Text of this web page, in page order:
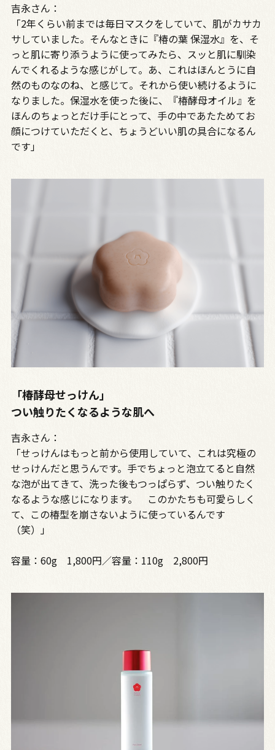
吉永さん：
「2年くらい前までは毎日マスクをしていて、肌がカサカ
サしていました。そんなときに『椿の葉 保湿水』を、そ
っと肌に寄り添うように使ってみたら、スッと肌に馴染
んでくれるような感じがして。あ、これはほんとうに自
然のものなのね、と感じて。それから使い続けるように
なりました。保湿水を使った後に、『椿酵母オイル』を
ほんのちょっとだけ手にとって、手の中であたためてお
顔につけていただくと、ちょうどいい肌の具合になるん
です」
「椿酵母せっけん」
つい触りたくなるような肌へ
吉永さん：
「せっけんはもっと前から使用していて、これは究極の
せっけんだと思うんです。手でちょっと泡立てると自然
な泡が出てきて、洗った後もつっぱらず、つい触りたく
なるような感じになります。 このかたちも可愛らしく
て、この椿型を崩さないように使っているんです
（笑）」
容量：60g 1,800円／容量：110g 2,800円